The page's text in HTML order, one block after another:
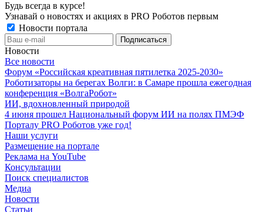
Будь всегда в курсе!
Узнавай о новостях и акциях в PRO Роботов первым
Новости портала
Новости
Все новости
Форум «Российская креативная пятилетка 2025-2030»
Роботизаторы на берегах Волги: в Самаре прошла ежегодная
конференция «ВолгаРобот»
ИИ, вдохновленный природой
4 июня прошел Национальный форум ИИ на полях ПМЭФ
Порталу PRO Роботов уже год!
Наши услуги
Размещение на портале
Реклама на YouTube
Консультации
Поиск специалистов
Медиа
Новости
Статьи